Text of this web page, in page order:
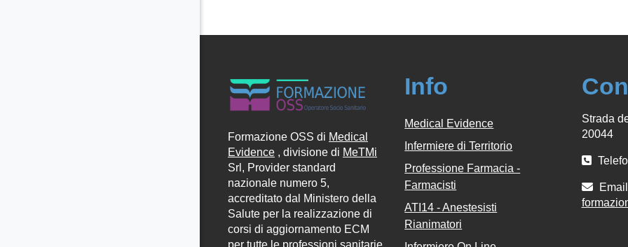
Formazione OSS di Medical
Evidence , divisione di MeTMi
Srl, Provider standard
nazionale numero 5,
accreditato dal Ministero della
Salute per la realizzazione di
corsi di aggiornamento ECM
Info
Medical Evidence
Infermiere di Territorio
Professione Farmacia -
Farmacisti
ATI14 - Anestesisti
Rianimatori
Strada
20044